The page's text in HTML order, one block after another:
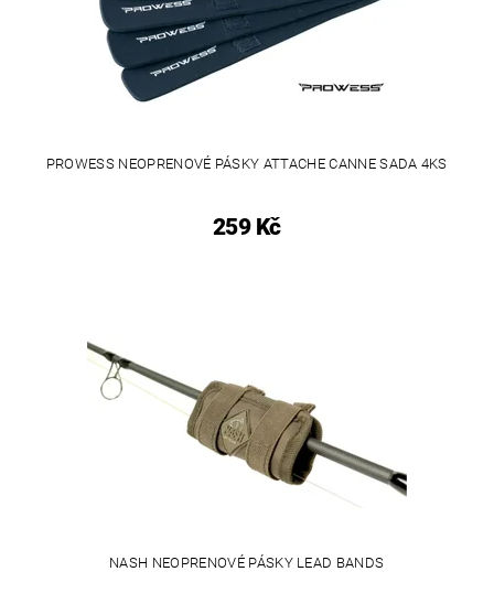
PROWESS NEOPRENOVÉ PÁSKY ATTACHE CANNE SADA 4KS
259 Kč
NASH NEOPRENOVÉ PÁSKY LEAD BANDS